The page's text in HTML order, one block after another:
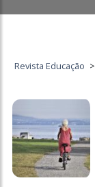
Revista Educação >